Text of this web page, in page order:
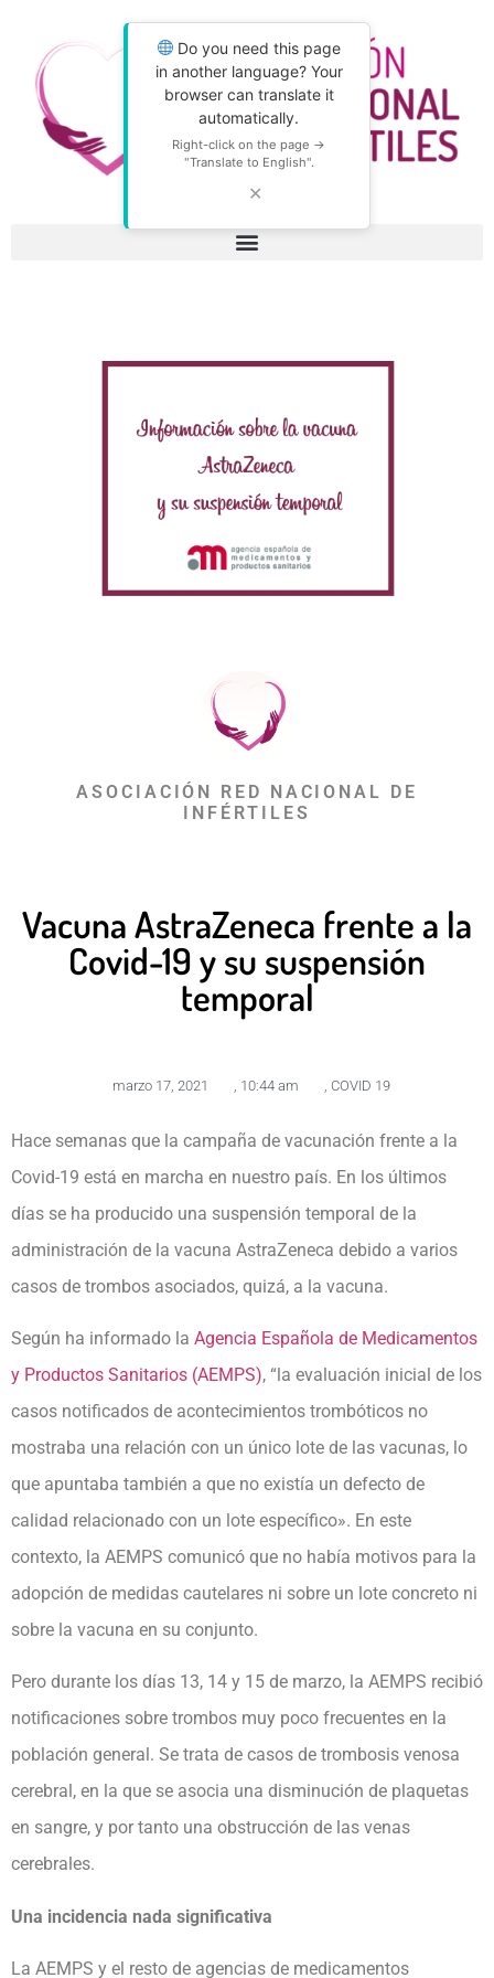
Do you need this page
in another language? Your
browser can translate it
automatically.
Right-click on the page →
"Translate to English".
✕
ASOCIACIÓN RED NACIONAL DE
INFÉRTILES
Vacuna AstraZeneca frente a la
Covid-19 y su suspensión
temporal
marzo 17, 2021 10:44 am COVID 19
Hace semanas que la campaña de vacunación frente a la
Covid-19 está en marcha en nuestro país. En los últimos
días se ha producido una suspensión temporal de la
administración de la vacuna AstraZeneca debido a varios
casos de trombos asociados, quizá, a la vacuna.
Según ha informado la Agencia Española de Medicamentos
y Productos Sanitarios (AEMPS), “la evaluación inicial de los
casos notificados de acontecimientos trombóticos no
mostraba una relación con un único lote de las vacunas, lo
que apuntaba también a que no existía un defecto de
calidad relacionado con un lote específico». En este
contexto, la AEMPS comunicó que no había motivos para la
adopción de medidas cautelares ni sobre un lote concreto ni
sobre la vacuna en su conjunto.
Pero durante los días 13, 14 y 15 de marzo, la AEMPS recibió
notificaciones sobre trombos muy poco frecuentes en la
población general. Se trata de casos de trombosis venosa
cerebral, en la que se asocia una disminución de plaquetas
en sangre, y por tanto una obstrucción de las venas
cerebrales.
Una incidencia nada significativa
La AEMPS y el resto de agencias de medicamentos